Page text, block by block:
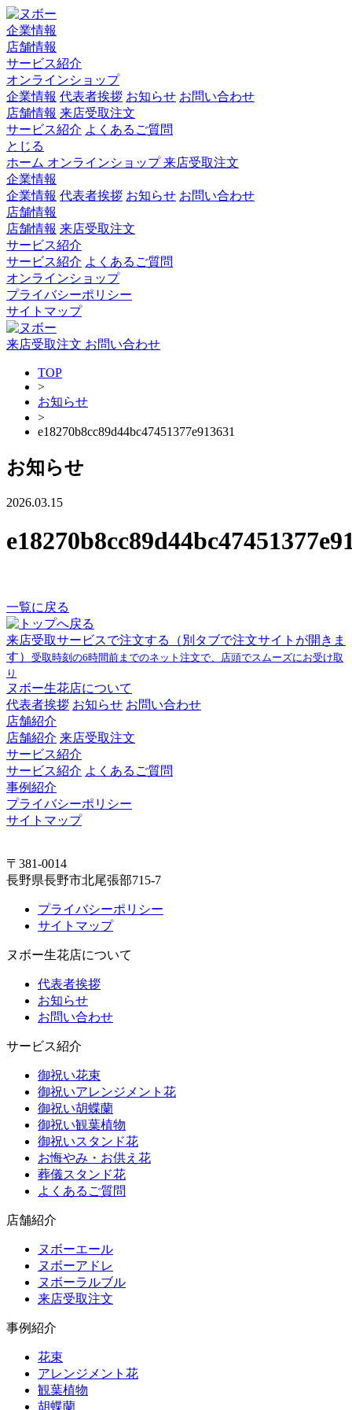
企業情報
店舗情報
サービス紹介
オンラインショップ
企業情報 代表者挨拶 お知らせ お問い合わせ
店舗情報 来店受取注文
サービス紹介 よくあるご質問
とじる
ホーム オンラインショップ来店受取注文
企業情報
企業情報 代表者挨拶 お知らせ お問い合わせ
店舗情報
店舗情報 来店受取注文
サービス紹介
サービス紹介 よくあるご質問
オンラインショップ
プライバシーポリシー
サイトマップ
来店受取注文 お問い合わせ
TOP
>
お知らせ
>
e18270b8cc89d44bc47451377e913631
お知らせ
2026.03.15
一覧に戻る
来店受取サービスで注文する
（別タブで注文サイトが開きま
す） 受取時刻の6時間前までのネット注文で、店頭でスムーズにお受け取
り
ヌボー生花店について
代表者挨拶 お知らせ お問い合わせ
店舗紹介
店舗紹介 来店受取注文
サービス紹介
サービス紹介 よくあるご質問
事例紹介
プライバシーポリシー
サイトマップ
〒381-0014
長野県長野市北尾張部715-7
プライバシーポリシー
サイトマップ
ヌボー生花店について
代表者挨拶
お知らせ
お問い合わせ
サービス紹介
御祝い花束
御祝いアレンジメント花
御祝い胡蝶蘭
御祝い観葉植物
御祝いスタンド花
お悔やみ・お供え花
葬儀スタンド花
よくあるご質問
店舗紹介
ヌボーエール
ヌボーアドレ
ヌボーラルブル
来店受取注文
事例紹介
花束
アレンジメント花
観葉植物
胡蝶蘭